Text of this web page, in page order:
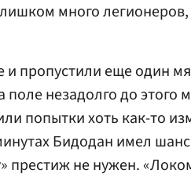
много
и пропустили еще один
незадолго до этого
попытки хоть как-то
Бидодан имел
престиж не нужен.